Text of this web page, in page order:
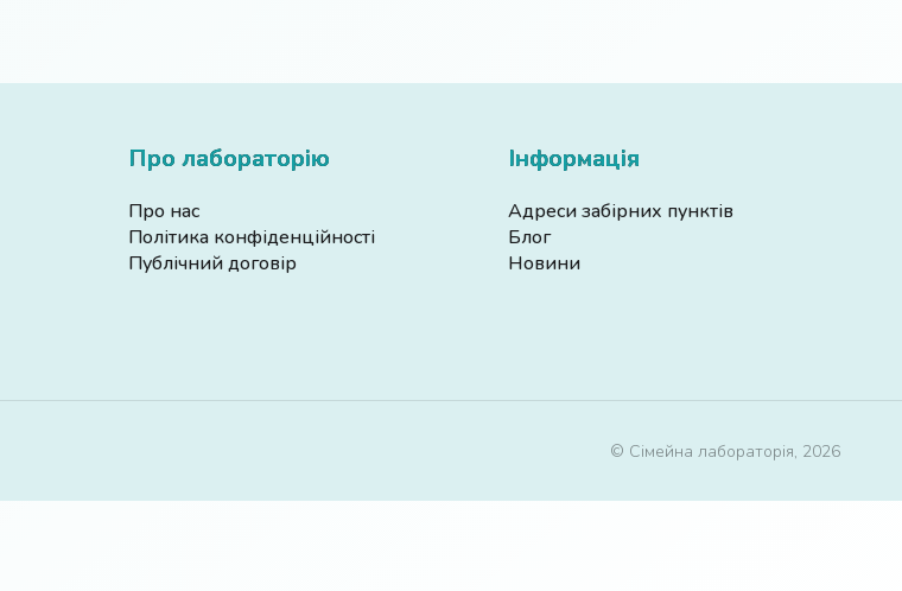
Про лабораторію
Про нас
Політика конфіденційності
Публічний договір
Інформація
Адреси забірних пунктів
Блог
Новини
© Сімейна лабораторія, 2026